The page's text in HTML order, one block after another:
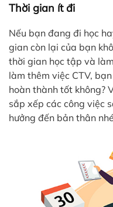
Thời gian ít đi
Nếu bạn đang đi học
gian còn lại của bạn
thời gian học tập và
làm thêm việc CTV,
hoàn thành tốt không?
sắp xếp các công việc
hưởng đến bản thân